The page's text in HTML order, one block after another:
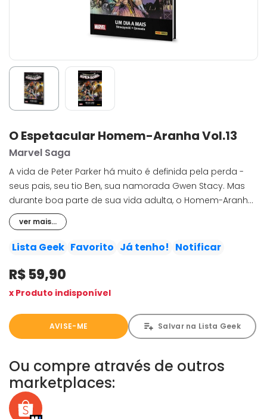
O Espetacular Homem-Aranha Vol.13
Marvel Saga
A vida de Peter Parker há muito é definida pela perda -
seus pais, seu tio Ben, sua namorada Gwen Stacy. Mas
durante boa parte de sua vida adulta, o Homem-Aranha
teve uma pessoa com quem sempre pôde contar: sua
tia May. Agora, a perda se assoma mais uma vez sobre
a vida de Peter. O que ele faria. o que você faria se
ver mais...
Lista Geek Favorito Já tenho! Notificar
R$ 59,90
x Produto indisponível
AVISE-ME Salvar na Lista Geek
Ou compre através de outros
marketplaces: